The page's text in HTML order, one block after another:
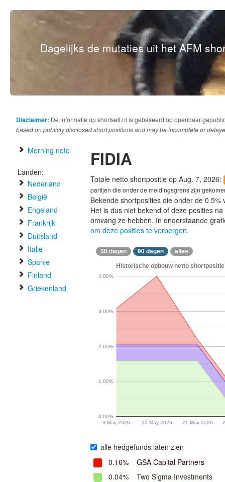
Dagelijks de mutaties uit het AFM
Disclaimer: De informatie op shortsell.nl is gebaseerd op openbaar
based on publicly disclosed short positions and may be incomplete or
Morning note
Landen:
Nederland
België
Engeland
Frankrijk
Duitsland
Italië
Spanje
Finland
Griekenland
FIDIA
Totale netto shortpositie op Aug. 7, 2026:
partijen die onder de meldingsgrens zijn
Bekende shortposities die onder de
Het is dus niet bekend of deze posities
omvang ze hebben. In onderstaande
om deze posities te verbergen.
30 dagen 90 dagen alles
Historische opbouw netto
9 May 2026 20 May 2026 21 May 2026
0.00%
1.00%
2.00%
3.00%
4.00%
alle hedgefunds laten zien
0.16%
GSA Capital Partners
0.04%
Two Sigma Investments